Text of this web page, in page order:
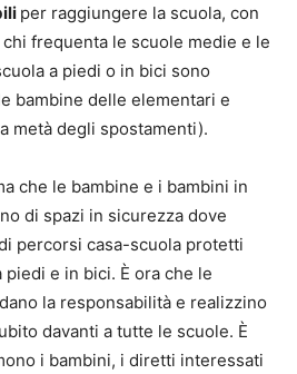
per raggiungere la scuola, con
frequenta le scuole medie e le
a piedi o in bici sono
bambine delle elementari e
metà degli spostamenti).
che le bambine e i bambini in
di spazi in sicurezza dove
percorsi casa-scuola protetti
e in bici. È ora che le
la responsabilità e realizzino
davanti a tutte le scuole. È
i bambini, i diretti interessati